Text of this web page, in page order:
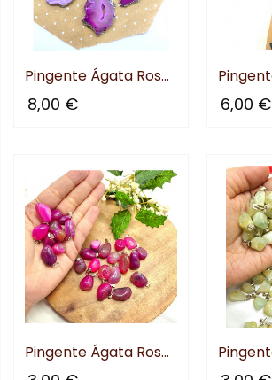
Pingente Ágata Rosa Geodo
8,00 € 6,00 €
Pingente Ágata Rosa Rolada